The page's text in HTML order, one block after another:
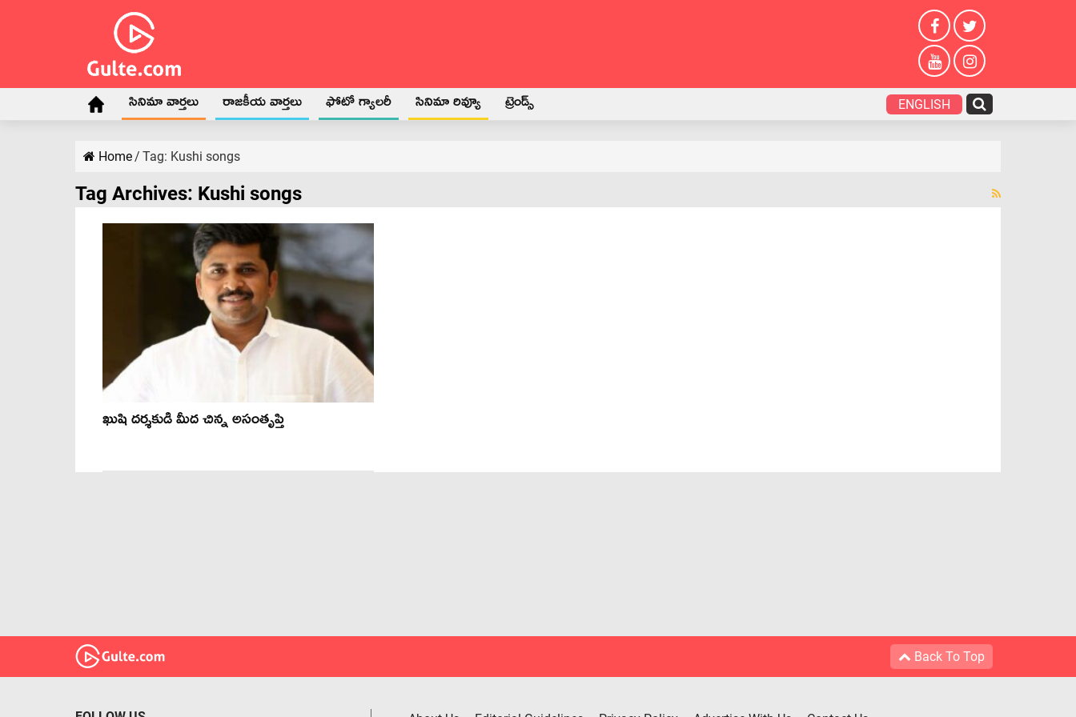
సినిమా వార్తలు రాజకీయ వార్తలు ఫోటో గ్యాలరీ సినిమా రివ్యూ ట్రెండ్స్ ENGLISH
Home/ Tag: Kushi songs
Tag Archives: Kushi songs
ఖుషి దర్శకుడి మీద చిన్న అసంతృప్తి
Back To Top